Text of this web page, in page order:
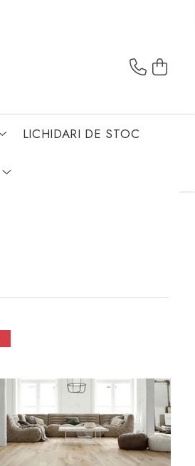
LICHIDARI DE STOC